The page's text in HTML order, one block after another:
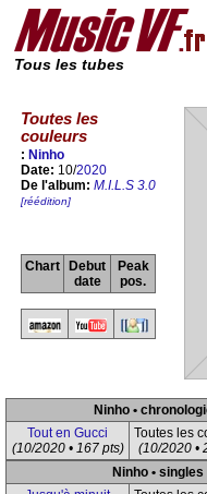
Tous les tubes
Toutes les
couleurs
: Ninho
Date: 10/2020
De l'album: M.I.L.S 3.0
[réédition]
Chart
Debut
date
Peak
pos.
Ninho •
Tout en Gucci
(10/2020 • 167 pts)
Toutes les
(10/2020 •
Ninho •